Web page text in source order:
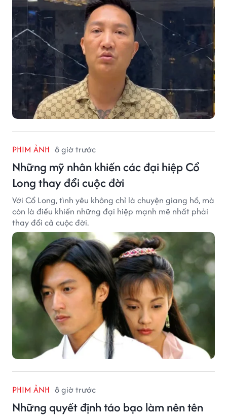
PHIM ẢNH 8 giờ trước
Những mỹ nhân khiến các đại hiệp Cổ
Long thay đổi cuộc đời
Với Cổ Long, tình yêu không chỉ là chuyện giang hồ, mà
còn là điều khiến những đại hiệp mạnh mẽ nhất phải
thay đổi cả cuộc đời.
PHIM ẢNH 8 giờ trước
Những quyết định táo bạo làm nên tên